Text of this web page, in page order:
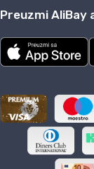
Preuzmi AliBay